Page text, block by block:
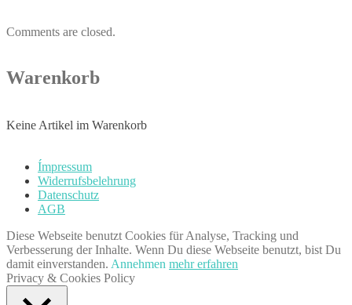
Comments are closed.
Warenkorb
Keine Artikel im Warenkorb
Ímpressum
Widerrufsbelehrung
Datenschutz
AGB
Diese Webseite benutzt Cookies für Analyse, Tracking und
Verbesserung der Inhalte. Wenn Du diese Webseite benutzt, bist Du
damit einverstanden. Annehmen mehr erfahren
Privacy & Cookies Policy